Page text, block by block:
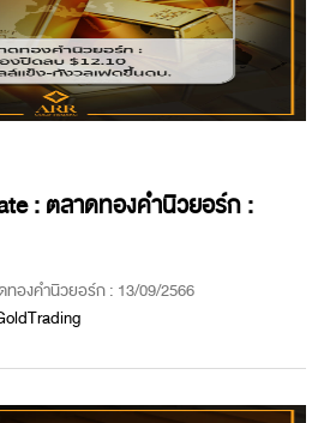
: ตลาดทองคำนิวยอร์ก :
องคำนิวยอร์ก : 13/09/2566